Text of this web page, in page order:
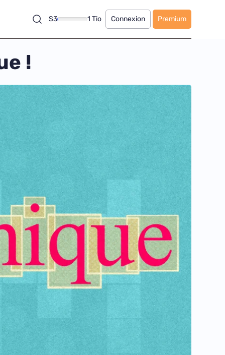
S3 1 Tio Connexion Premium
!